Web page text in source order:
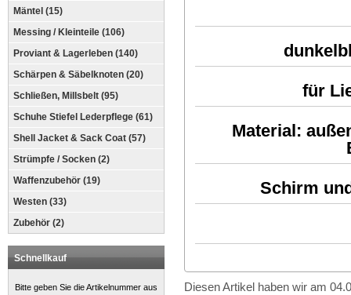
Mäntel (15)
Messing / Kleinteile (106)
Proviant & Lagerleben (140)
Schärpen & Säbelknoten (20)
Schließen, Millsbelt (95)
Schuhe Stiefel Lederpflege (61)
Shell Jacket & Sack Coat (57)
Strümpfe / Socken (2)
Waffenzubehör (19)
Westen (33)
Zubehör (2)
Schnellkauf
Bitte geben Sie die Artikelnummer aus
für
Material:
Schirm
Diesen Artikel haben wir am